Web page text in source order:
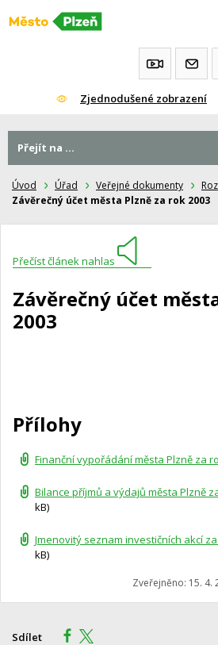
Přeskočit
Zjednodušené zobrazení
Úvod Úřad Veřejné dokumenty
Závěrečný účet města Plzně za rok 2003
Přečíst článek nahlas
Závěrečný účet
2003
Přílohy
Finanční vypořádání města Plzně za
Bilance příjmů a výdajů města Plzně
kB)
Jmenovitý seznam investičních akcí
kB)
Zveřejněno: 15. 4.
Sdílet
Přejít na ...